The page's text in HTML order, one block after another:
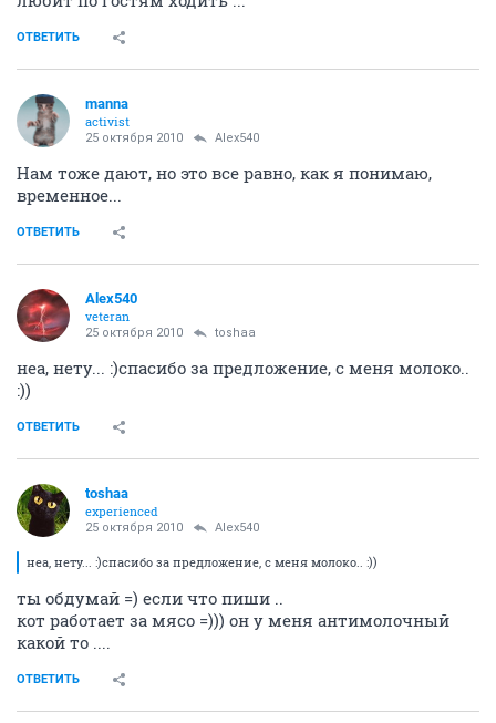
ОТВЕТИТЬ
manna
activist
25 октября 2010 Alex540
Нам тоже дают, но это все равно, как я понимаю,
временное...
ОТВЕТИТЬ
Alex540
veteran
25 октября 2010 toshaa
неа, нету... :)спасибо за предложение, с меня молоко..
:))
ОТВЕТИТЬ
toshaa
experienced
25 октября 2010 Alex540
неа, нету... :)спасибо за предложение, с меня молоко.. :))
ты обдумай =) если что пиши ..
кот работает за мясо =))) он у меня антимолочный
какой то ....
ОТВЕТИТЬ